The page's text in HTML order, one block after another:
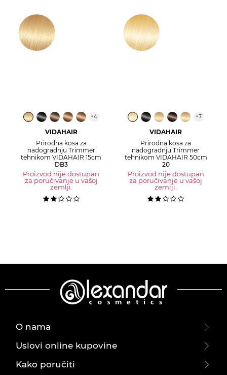
+4
VIDAHAIR
Prirodna kosa za
nadogradnju Trimmer
tehnikom VIDAHAIR 15cm
DB3
Proizvod nije dostupan
za poručivanje u vašoj
zemlji.
+7
VIDAHAIR
Prirodna kosa za
nadogradnju Trimmer
tehnikom VIDAHAIR 50cm
20
Proizvod nije dostupan
za poručivanje u vašoj
zemlji.
O nama
Uslovi online kupovine
Kako poručiti